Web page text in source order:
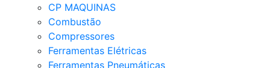
CP MAQUINAS
Combustão
Compressores
Ferramentas Elétricas
Ferramentas Pneumáticas